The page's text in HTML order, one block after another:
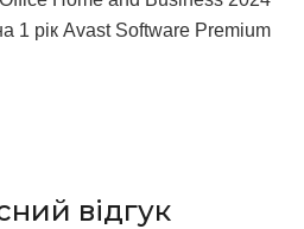
1 рік Avast Software Premium
відгук